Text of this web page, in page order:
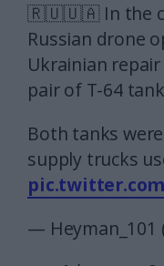
🇷🇺🇺🇦 In the
Russian drone
Ukrainian
pair of T-64
Both tanks
supply trucks
— Heyman_101